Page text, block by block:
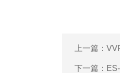
上一篇：
下一篇：